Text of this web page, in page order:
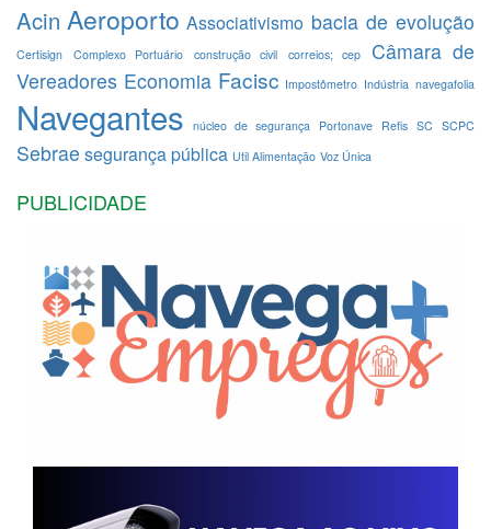
Acin Aeroporto Associativismo bacia de evolução
Certisign Complexo Portuário construção civil correios; cep
Câmara de
Vereadores Economia Facisc Impostômetro Indústria navegafolia
Navegantes núcleo de segurança Portonave Refis SC SCPC
Sebrae segurança pública Util Alimentação Voz Única
PUBLICIDADE